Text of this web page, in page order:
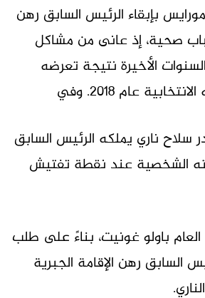
بإبقاء الرئيس السابق رهن
صحية، إذ عانى من مشاكل
الأخيرة نتيجة تعرضه
عام ٢٠١٨. وفي
سلاح ناري يملكه الرئيس السابق
الشخصية عند نقطة تفتيش
باولو غونيت، بناءً على طلب
السابق رهن الإقامة الجبرية